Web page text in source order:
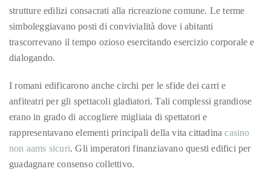
have
to
offer.
Over
last
decade
and
a
half,
he
strutture edilizi consacrati alla ricreazione comune. Le terme
simboleggiavano posti di convivialità dove i abitanti
trascorrevano il tempo ozioso esercitando esercizio corporale e
dialogando.
I romani edificarono anche circhi per le sfide dei carri e
anfiteatri per gli spettacoli gladiatori. Tali complessi grandiose
erano in grado di accogliere migliaia di spettatori e
rappresentavano elementi principali della vita cittadinacasino
non aams sicuri. Gli imperatori finanziavano questi edifici per
guadagnare consenso collettivo.